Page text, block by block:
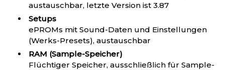
austauschbar, letzte Version ist 3.87
Setups
ePROMs mit Sound-Daten und Einstellungen
(Werks-Presets), austauschbar
RAM (Sample-Speicher)
Flüchtiger Speicher, ausschließlich für Sample-